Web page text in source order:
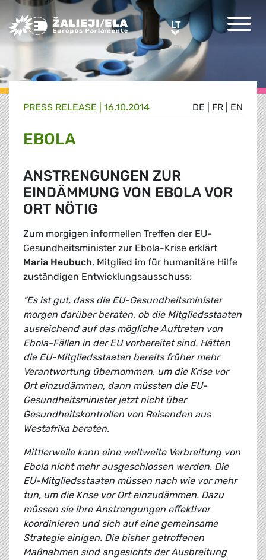
Greens/EFA Home LTLT
DE FR EN
PRESS RELEASE | 16.10.2014
EBOLA
ANSTRENGUNGEN ZUR
EINDÄMMUNG VON EBOLA VOR
ORT NÖTIG
Zum morgigen informellen Treffen der EU-
Gesundheitsminister zur Ebola-Krise erklärt
Maria Heubuch, Mitglied im für humanitäre Hilfe
zuständigen Entwicklungsausschuss:
"Es ist gut, dass die EU-Gesundheitsminister
morgen darüber beraten, ob die Mitgliedsstaaten
ausreichend auf das mögliche Auftreten von
Ebola-Fällen in der EU vorbereitet sind. Hätten
die EU-Mitgliedsstaaten bereits früher mehr
Verantwortung übernommen, um die Krise vor
Ort einzudämmen, dann müssten die EU-
Gesundheitsminister jetzt nicht über
Gesundheitskontrollen von Reisenden aus
Westafrika beraten.
Mittlerweile kann eine weltweite Verbreitung von
Ebola nicht mehr ausgeschlossen werden. Die
EU-Mitgliedsstaaten müssen nach wie vor mehr
tun, um die Krise vor Ort einzudämmen. Dazu
müssen sie ihre Anstrengungen effektiver
koordinieren und sich auf eine gemeinsame
Strategie einigen. Die bisher getroffenen
Maßnahmen sind angesichts der Ausbreitung